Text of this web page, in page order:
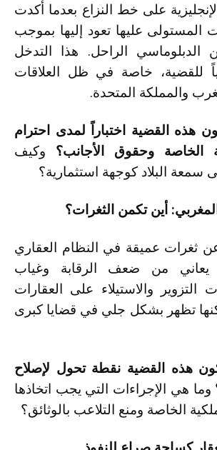
على خط النزاع بعدما أكدت
المستولى عليها تعود إليها بموجب
الراحل. هذا التدخل
للقضية، خاصة في ظل العلاقات
والمملكة المتحدة.
هذه القضية اختباراً لمدى احترام
الخاصة وحقوق الأجانب؟ وكيف
سمعة البلاد كوجهة استثمارية؟
أين تكمن الثغرات؟
ثغرات عميقة في النظام العقاري
يعاني من ضعف الرقابة وغياب
التزوير والاستيلاء على العقارات
تظهر بشكل جلي في قضايا كبرى
هذه القضية نقطة تحول لإصلاح
وما هي الإجراءات التي يجب اتخاذها
الخاصة ومنع التلاعب بالوثائق؟